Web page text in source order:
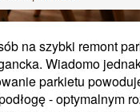
na szybki remont
Wiadomo
parkietu
- optymalnym